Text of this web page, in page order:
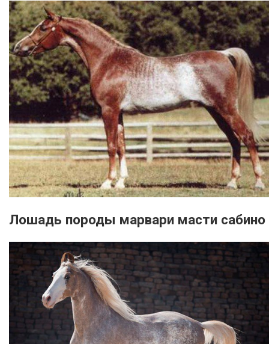
Лошадь породы марвари масти сабино